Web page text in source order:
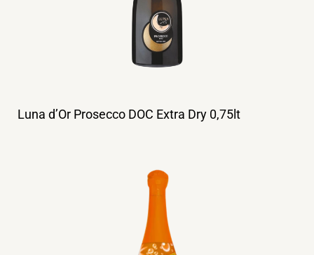
Luna d’Or Prosecco DOC Extra Dry 0,75lt